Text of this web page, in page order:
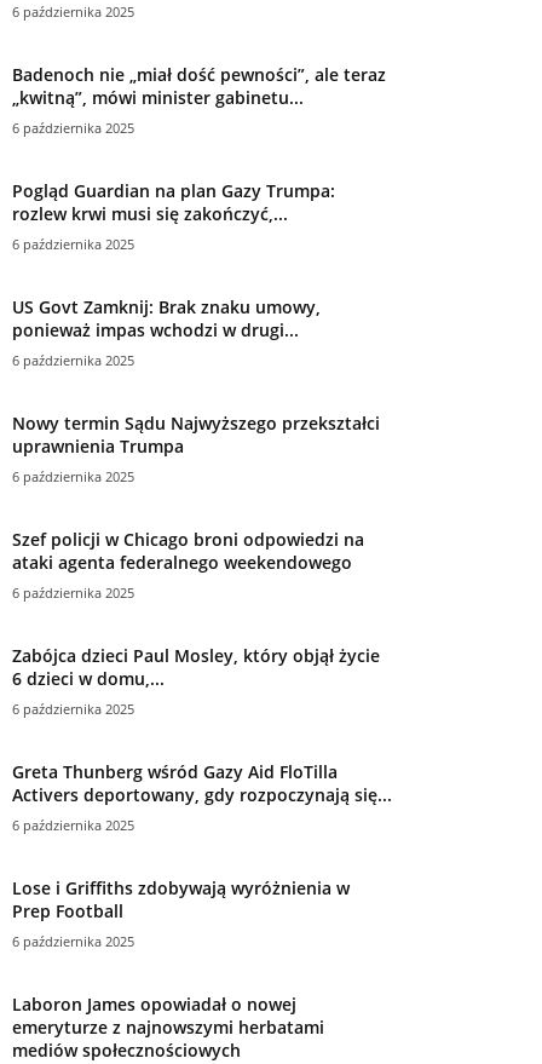
6 października 2025
Badenoch nie „miał dość pewności”, ale teraz
„kwitną”, mówi minister gabinetu...
6 października 2025
Pogląd Guardian na plan Gazy Trumpa:
rozlew krwi musi się zakończyć,...
6 października 2025
US Govt Zamknij: Brak znaku umowy,
ponieważ impas wchodzi w drugi...
6 października 2025
Nowy termin Sądu Najwyższego przekształci
uprawnienia Trumpa
6 października 2025
Szef policji w Chicago broni odpowiedzi na
ataki agenta federalnego weekendowego
6 października 2025
Zabójca dzieci Paul Mosley, który objął życie
6 dzieci w domu,...
6 października 2025
Greta Thunberg wśród Gazy Aid FloTilla
Activers deportowany, gdy rozpoczynają się...
6 października 2025
Lose i Griffiths zdobywają wyróżnienia w
Prep Football
6 października 2025
Laboron James opowiadał o nowej
emeryturze z najnowszymi herbatami
mediów społecznościowych